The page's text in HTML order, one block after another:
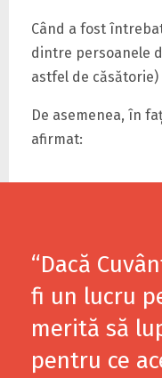
Când a fost
dintre persoanele
astfel de căsătorie)
De asemenea, în
afirmat:
“Dacă
fi un lucru
merită să
pentru ce